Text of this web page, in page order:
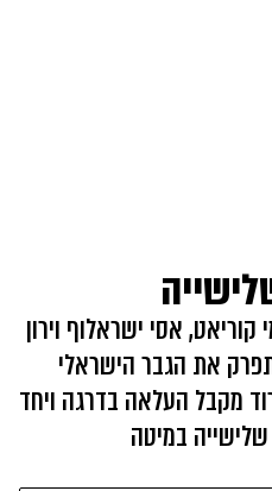
קוריאט, אסי ישראלוף וירון
את הגבר הישראלי
מקבל העלאה בדרגה ויחד
במיטה